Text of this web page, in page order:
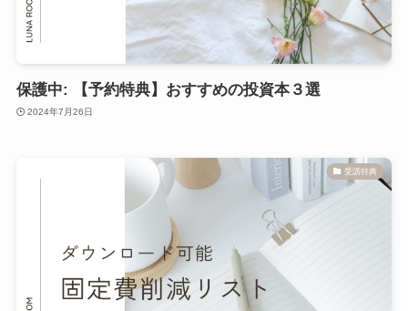
保護中: 【予約特典】おすすめの投資本３選
2024年7月26日
受講特典